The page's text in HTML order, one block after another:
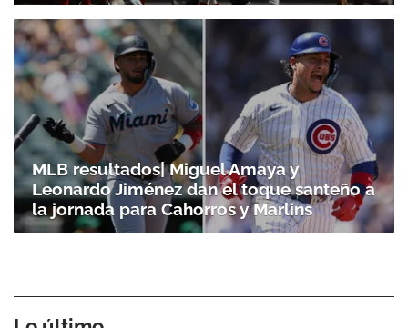
MLB resultados| Miguel Amaya y
Leonardo Jiménez dan el toque santeño a
la jornada para Cahorros y Marlins